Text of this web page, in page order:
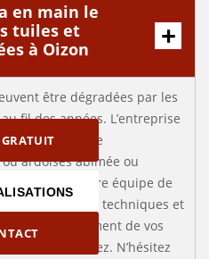
GRATUIT
en main le
tuiles et
à Oizon
être dégradées par les
fil des années. L’entreprise
en charge le
ardoises abîmée ou
violent. Notre équipe de
toutes les techniques et
le remplacement de vos
vous possédez. N’hésitez